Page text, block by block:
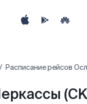
Расписание рейсов